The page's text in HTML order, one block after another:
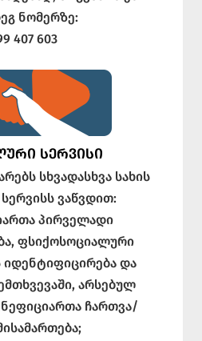
ნომერზე:
407 603
ᲡᲔᲠᲕᲘᲡᲘ
სხვადასხვა სახის
ვაწვდით:
პირველადი
ფსიქოსოციალური
იდენტიფიცირება და
არსებულ
ჩართვა/